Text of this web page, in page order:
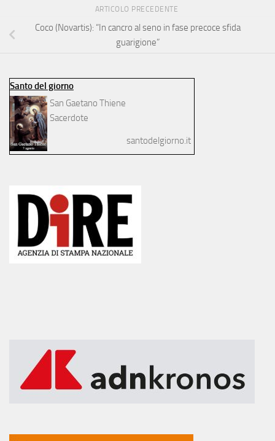
ARTICOLO PRECEDENTE
Coco (Novartis): “In cancro al seno in fase precoce sfida
guarigione”
Santo del giorno
San Gaetano Thiene
Sacerdote
santodelgiorno.it